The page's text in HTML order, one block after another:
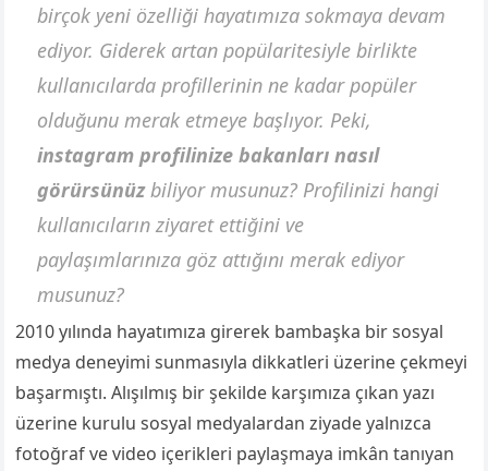
birçok yeni özelliği hayatımıza sokmaya devam
ediyor. Giderek artan popülaritesiyle birlikte
kullanıcılarda profillerinin ne kadar popüler
olduğunu merak etmeye başlıyor. Peki,
instagram profilinize bakanları nasıl
görürsünüz biliyor musunuz? Profilinizi hangi
kullanıcıların ziyaret ettiğini ve
paylaşımlarınıza göz attığını merak ediyor
musunuz?
2010 yılında hayatımıza girerek bambaşka bir sosyal
medya deneyimi sunmasıyla dikkatleri üzerine çekmeyi
başarmıştı. Alışılmış bir şekilde karşımıza çıkan yazı
üzerine kurulu sosyal medyalardan ziyade yalnızca
fotoğraf ve video içerikleri paylaşmaya imkân tanıyan